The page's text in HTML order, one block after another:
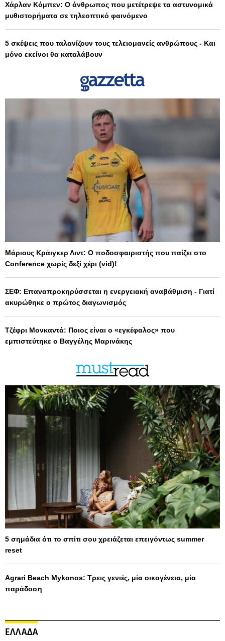
Χάρλαν Κόμπεν: Ο άνθρωπος που μετέτρεψε τα αστυνομικά
μυθιστορήματα σε τηλεοπτικό φαινόμενο
5 σκέψεις που ταλανίζουν τους τελειομανείς ανθρώπους - Και
μόνο εκείνοι θα καταλάβουν
Μάριους Κράιγκερ Λιντ: Ο ποδοσφαιριστής που παίζει στο
Conference χωρίς δεξί χέρι (vid)!
ΣΕΦ: Επαναπροκηρύσσεται η ενεργειακή αναβάθμιση - Γιατί
ακυρώθηκε ο πρώτος διαγωνισμός
Τζέφρι Μονκαντά: Ποιος είναι ο «εγκέφαλος» που
εμπιστεύτηκε ο Βαγγέλης Μαρινάκης
5 σημάδια ότι το σπίτι σου χρειάζεται επειγόντως summer
reset
Agrari Beach Mykonos: Τρεις γενιές, μία οικογένεια, μία
παράδοση
ΕΛΛΑΔΑ